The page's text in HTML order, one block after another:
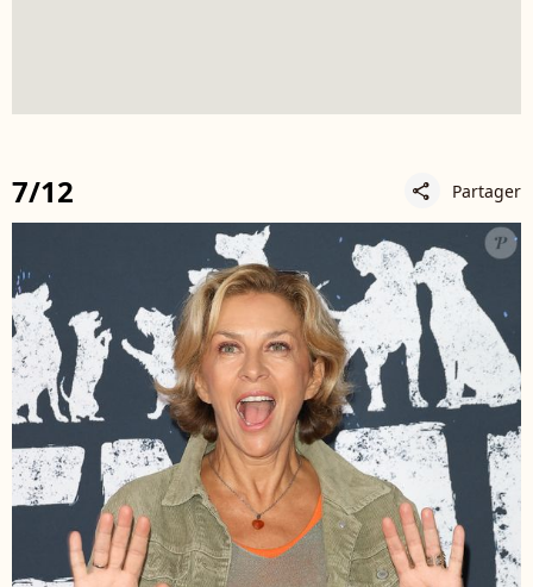
7/12 share Partager